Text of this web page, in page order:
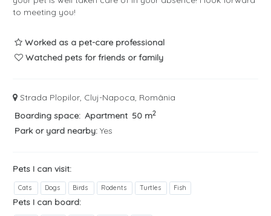
to meeting you!
Worked as a pet-care professional
Watched pets for friends or family
Strada Plopilor, Cluj-Napoca, România
Boarding space: Apartment 50 m2
Park or yard nearby: Yes
Pets I can visit:
Cats Dogs Birds Rodents Turtles Fish
Pets I can board: